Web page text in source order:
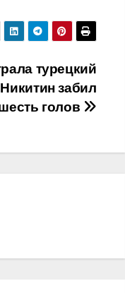
турецкий
забил
голов